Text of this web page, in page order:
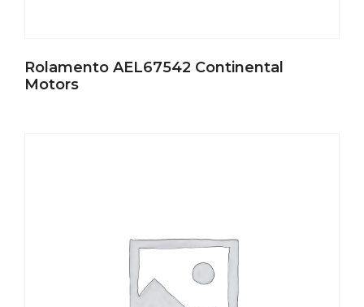
Rolamento AEL67542 Continental
Motors